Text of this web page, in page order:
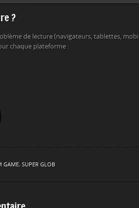
?
de lecture (navigateurs, tablettes,
chaque plateforme :
GAME, SUPER GLOB